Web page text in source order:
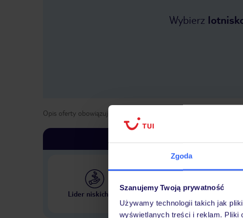
Zgoda
Szanujemy Twoją prywatność
Używamy technologii takich jak
wyświetlanych treści i reklam. Pliki
Wybierz
Opis oferty obowiązuje dla wyjazdów w terminie
Lider niskich cen
Największe biuro podróży
w Polsce